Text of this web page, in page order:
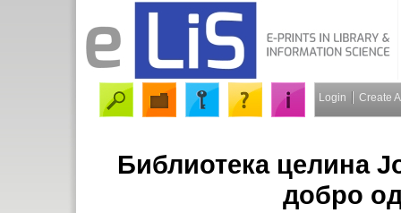
Login Create
Библиотека целина
добро од